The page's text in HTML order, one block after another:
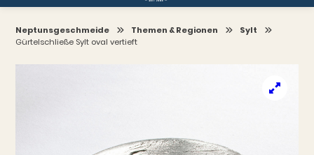
Neptunsgeschmeide Themen & Regionen
Sylt
Gürtelschließe Sylt oval vertieft